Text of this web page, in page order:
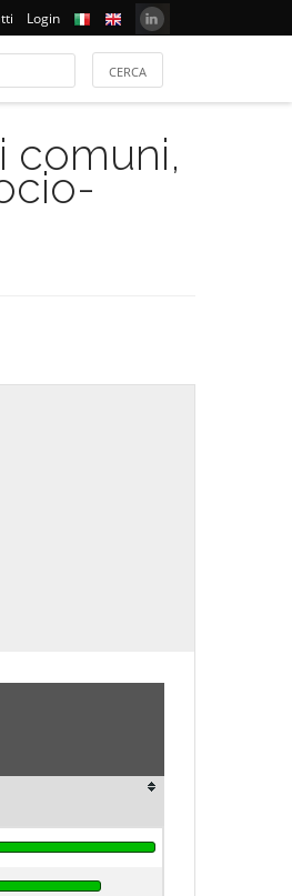
Login
comuni,